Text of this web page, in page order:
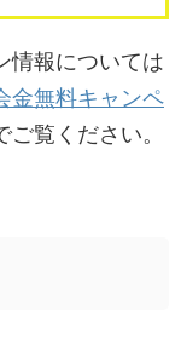
情報については
金無料キャンペ
覧ください。